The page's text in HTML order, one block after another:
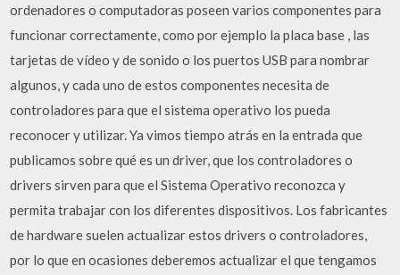
ordenadores o computadoras poseen varios componentes para
funcionar correctamente, como por ejemplo la placa base , las
tarjetas de vídeo y de sonido o los puertos USB para nombrar
algunos, y cada uno de estos componentes necesita de
controladores para que el sistema operativo los pueda
reconocer y utilizar. Ya vimos tiempo atrás en la entrada que
publicamos sobre qué es un driver, que los controladores o
drivers sirven para que el Sistema Operativo reconozca y
permita trabajar con los diferentes dispositivos. Los fabricantes
de hardware suelen actualizar estos drivers o controladores,
por lo que en ocasiones deberemos actualizar el que tengamos